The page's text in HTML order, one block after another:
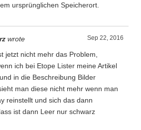
ursprünglichen Speicherort.
Sep 22, 2016
wrote
jetzt nicht mehr das Problem,
ich bei Etope Lister meine Artikel
in die Beschreibung Bilder
man diese nicht mehr wenn man
reinstellt und sich das dann
ist dann Leer nur schwarz